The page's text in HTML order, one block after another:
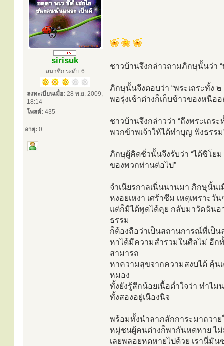
sirisuk
สมาชิก ระดับ 6
ลงทะเบียนเมื่อ: 28 พ.ย. 2009,
18:14
โพสต์: 435
อายุ: 0
ชาวบ้านจึงกล่าวถามภิกษุนั้นว่า “
ภิกษุนั้นจึงตอบว่า “พระเถระทั้ง
พอรุ่งเช้าต่างก็เก็บข้าวของหนีอ
ชาวบ้านจึงกล่าวว่า “ถึงพระเถ
พวกข้าพเจ้าให้ได้ทำบุญ ฟังธรรม
ภิกษุผู้คิดชั่วนั้นจึงรับว่า “ได้ซิโย
ของพวกท่านต่อไป”
จำเนียรกาลเนิ่นนานมา ภิกษุนั้น
หงอยเหงา เศร้าซึม เหตุเพราะ
แต่ก็มิได้พูดได้คุย กลับมาวัดฉันอ
ธรรม
ก็ต้องถือว่าเป็นสถานการณ์ที่เป็
หาได้มีความสำรวมในศีลไม่ อีกทั้
สามารถ
หาความสุขจากความสงบได้ คุ้
หมอง
ทั้งยังรู้สึกน้อยเนื้อต่ำใจว่า ทำไ
ทั้งสองอยู่เนืองนิจ
พร้อมทั้งนำลาภสักการะมาถวาย
หมู่ชนผู้คนต่างก็พากันหดหาย ไม่
เลยพลอยหดหายไปด้วย เรานี่มั